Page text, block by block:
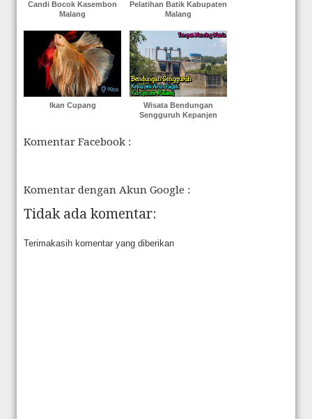
Candi Bocok Kasembon
Malang
Pelatihan Batik Kabupaten
Malang
Ikan Cupang
Wisata Bendungan
Sengguruh Kepanjen
Komentar Facebook :
Komentar dengan Akun Google :
Tidak ada komentar:
Terimakasih komentar yang diberikan